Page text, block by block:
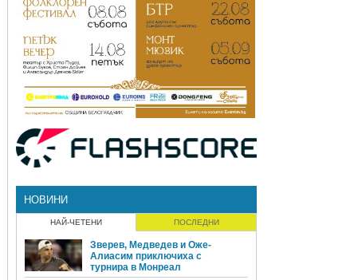
НОВИНИ
НАЙ-ЧЕТЕНИ ПОСЛЕДНИ
Зверев, Медведев и Оже-
Алиасим приключиха с
турнира в Монреал